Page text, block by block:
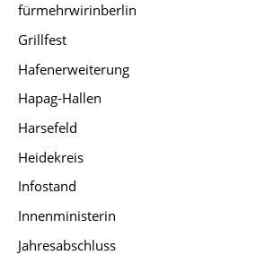
fürmehrwirinberlin
Grillfest
Hafenerweiterung
Hapag-Hallen
Harsefeld
Heidekreis
Infostand
Innenministerin
Jahresabschluss